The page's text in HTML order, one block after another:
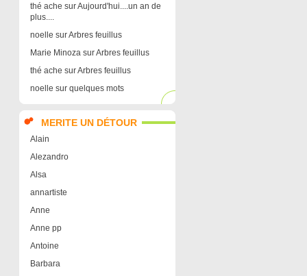
thé ache surAujourd'hui....un an de
plus....
noelle surArbres feuillus
Marie MinozasurArbres feuillus
thé ache surArbres feuillus
noelle sur quelques mots
MERITE UN DÉTOUR
Alain
Alezandro
Alsa
annartiste
Anne
Anne pp
Antoine
Barbara